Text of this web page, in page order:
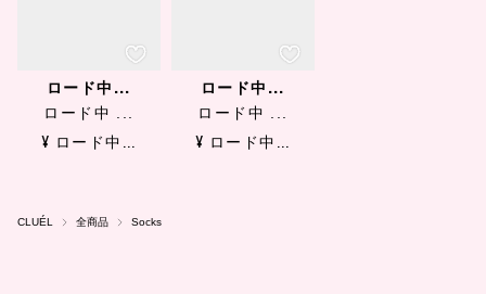
ロード中...
ロード中 ...
¥ ロード中...
ロード中...
ロード中 ...
¥ ロード中...
CLUÉL 全商品 Socks